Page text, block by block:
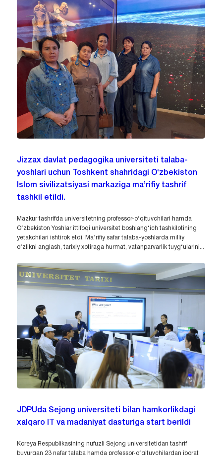
Jizzax davlat pedagogika universiteti talaba-
yoshlari uchun Toshkent shahridagi O‘zbekiston
Islom sivilizatsiyasi markaziga ma’rifiy tashrif
tashkil etildi.
Mazkur tashrifda universitetning professor-o‘qituvchilari hamda
O‘zbekiston Yoshlar ittifoqi universitet boshlang‘ich tashkilotining
yetakchilari ishtirok etdi. Ma’rifiy safar talaba-yoshlarda milliy
o‘zlikni anglash, tarixiy xotiraga hurmat, vatanparvarlik tuyg‘ularini...
JDPUda Sejong universiteti bilan hamkorlikdagi
xalqaro IT va madaniyat dasturiga start berildi
Koreya Respublikasining nufuzli Sejong universitetidan tashrif
buyurgan 23 nafar talaba hamda professor-o‘qituvchilardan iborat